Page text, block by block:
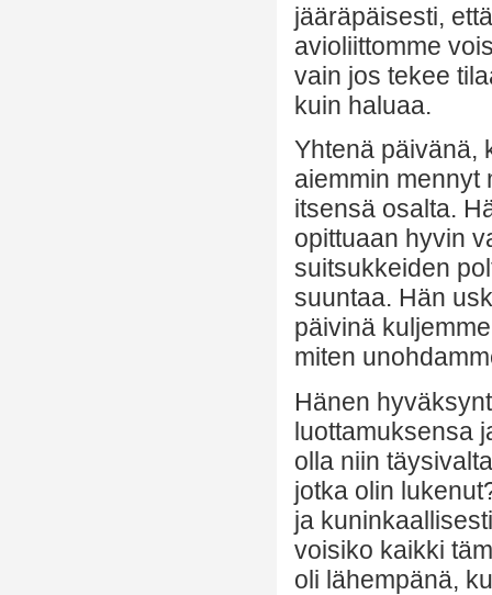
jääräpäisesti,
avioliittomme
vain jos tekee
kuin haluaa.
Yhtenä päivänä,
aiemmin mennyt
itsensä osalta.
opittuaan hyvin
suitsukkeiden
suuntaa. Hän
päivinä
miten
Hänen
luottamuksensa
olla niin
jotka olin
ja
voisiko kaikki
oli lähempänä,